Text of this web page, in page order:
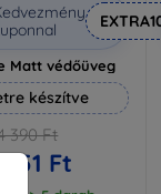
Matt védőüveg
készítve
390 Ft
Ft